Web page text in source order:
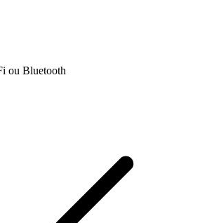
ou Bluetooth